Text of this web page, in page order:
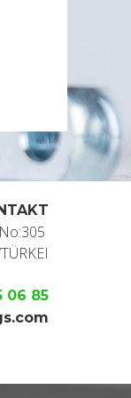
06 85